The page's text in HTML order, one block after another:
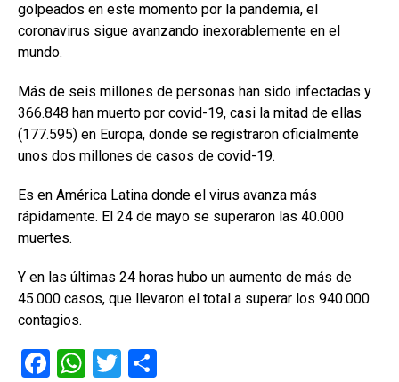
golpeados en este momento por la pandemia, el
coronavirus sigue avanzando inexorablemente en el
mundo.
Más de seis millones de personas han sido infectadas y
366.848 han muerto por covid-19, casi la mitad de ellas
(177.595) en Europa, donde se registraron oficialmente
unos dos millones de casos de covid-19.
Es en América Latina donde el virus avanza más
rápidamente. El 24 de mayo se superaron las 40.000
muertes.
Y en las últimas 24 horas hubo un aumento de más de
45.000 casos, que llevaron el total a superar los 940.000
contagios.
F
W T